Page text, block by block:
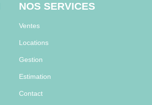
NOS SERVICES
Ventes
Locations
Gestion
Estimation
Contact